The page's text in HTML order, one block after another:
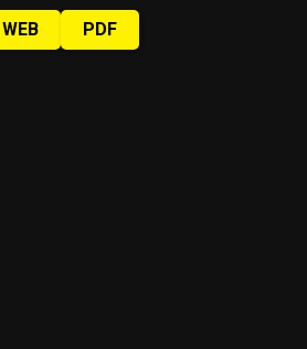
WEB PDF